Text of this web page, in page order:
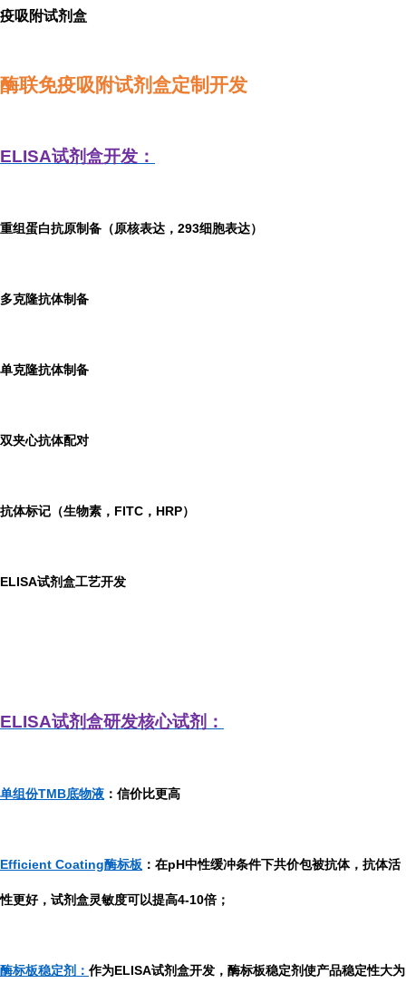
疫吸附试剂盒
酶联免疫吸附试剂盒定制开发
ELISA试剂盒开发：
重组蛋白抗原制备（原核表达，293细胞表达）
多克隆抗体制备
单克隆抗体制备
双夹心抗体配对
抗体标记（生物素，FITC，HRP）
ELISA试剂盒工艺开发
ELISA试剂盒研发核心试剂：
单组份TMB底物液 ：信价比更高
Efficient Coating酶标板 ：在pH中性缓冲条件下共价包被抗体，抗体活
性更好，试剂盒灵敏度可以提高4-10倍；
酶标板稳定剂： 作为ELISA试剂盒开发，酶标板稳定剂使产品稳定性大为